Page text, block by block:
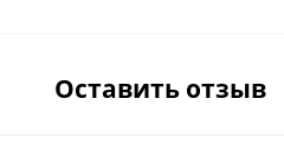
Оставить отзыв